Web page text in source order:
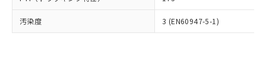
汚染度 3 (EN60947-5-1)
および当社の共同利用者が、当社の製
※3 非含有証明書ダウンロード
下記の非含有証明書をダウンロードするこ